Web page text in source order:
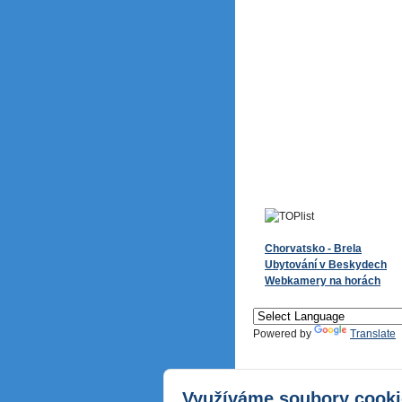
Chorvatsko - Brela
Ubytování v Beskydech
Webkamery na horách
Powered by Translate